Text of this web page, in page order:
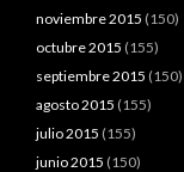
noviembre 2015 (150)
octubre 2015 (155)
septiembre 2015 (150)
agosto 2015 (155)
julio 2015 (155)
junio 2015 (150)